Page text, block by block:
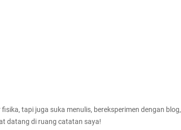
tapi juga suka menulis, bereksperimen dengan blog,
datang di ruang catatan saya!